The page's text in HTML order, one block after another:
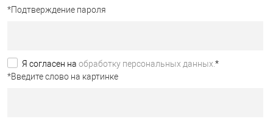
*Подтверждение пароля
Я согласен на обработку персональных данных. *
*Введите слово на картинке